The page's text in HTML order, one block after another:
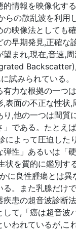
的情報を映像化す
らの散乱波を利用
映像法としても
の早期発見,正確な
まれ,現在,音速,
試みられている。
力な根拠の一つ
表面の不正な性状,
り,他の一つは間質
」である。たとえ
によって圧迫した
弾性」あるいは「
状を質的に鑑別す
に良性腫瘍とは
る。また乳腺だけ
患の超音波診断
して,「癌は超音波
いわれているが,こ